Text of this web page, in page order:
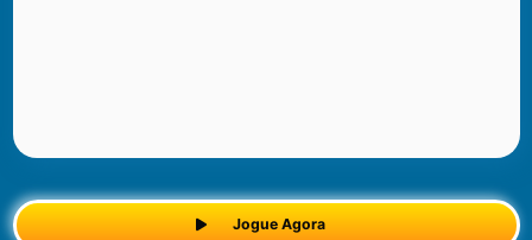
Jogue Agora